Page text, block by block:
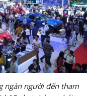
ngàn người đến tham